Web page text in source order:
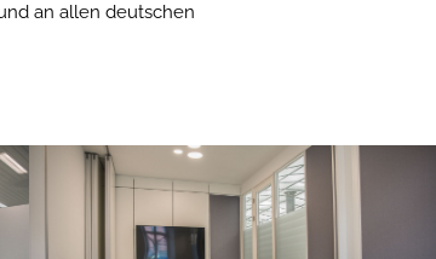
an allen deutschen